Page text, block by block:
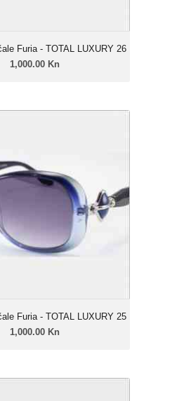
Furia - TOTAL LUXURY 26
1,000.00 Kn
Furia - TOTAL LUXURY 25
1,000.00 Kn
Ženski model
Linija: Furia Luxury
Okvir: Celulozni acetat
Leće: Urban soft gradual
Zatamnjenje: 40% - 85%